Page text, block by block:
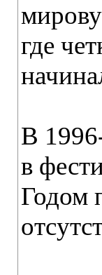
где
В
в
Годом